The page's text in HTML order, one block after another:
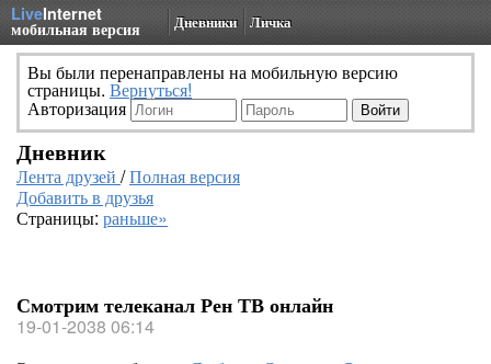
LiveInternet
мобильная версия Дневники Личка
Вы были перенаправлены на мобильную версию
страницы. Вернуться!
Авторизация
Дневник
Лента друзей /Полная версия
Добавить в друзья
Страницы: раньше»
Смотрим телеканал Рен ТВ онлайн
19-01-2038 06:14